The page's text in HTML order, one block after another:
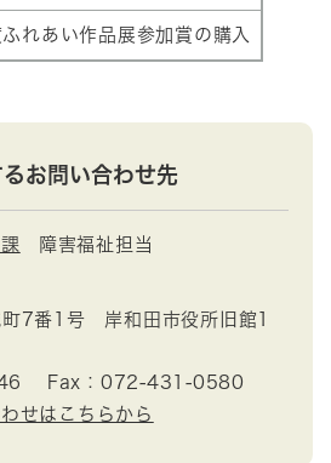
れあい作品展参加賞の購入
お問い合わせ先
障害福祉担当
町7番1号 岸和田市役所旧館1
Fax：072-431-0580
せはこちらから